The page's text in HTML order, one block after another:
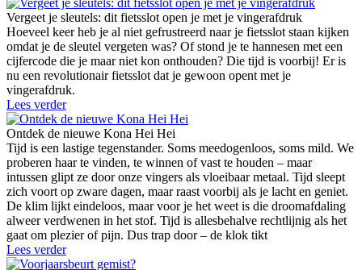
Vergeet je sleutels: dit fietsslot open je met je vingerafdruk
Hoeveel keer heb je al niet gefrustreerd naar je fietsslot staan kijken
omdat je de sleutel vergeten was? Of stond je te hannesen met een
cijfercode die je maar niet kon onthouden? Die tijd is voorbij! Er is
nu een revolutionair fietsslot dat je gewoon opent met je
vingerafdruk.
Lees verder
Ontdek de nieuwe Kona Hei Hei
Tijd is een lastige tegenstander. Soms meedogenloos, soms mild. We
proberen haar te vinden, te winnen of vast te houden – maar
intussen glipt ze door onze vingers als vloeibaar metaal. Tijd sleept
zich voort op zware dagen, maar raast voorbij als je lacht en geniet.
De klim lijkt eindeloos, maar voor je het weet is die droomafdaling
alweer verdwenen in het stof. Tijd is allesbehalve rechtlijnig als het
gaat om plezier of pijn. Dus trap door – de klok tikt
Lees verder